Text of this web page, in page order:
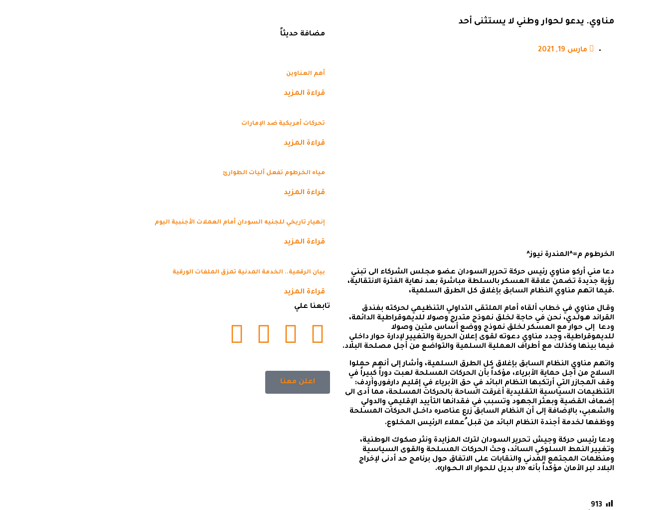
مناوي. يدعو لحوار وطني لا يستثنى أحد
مارس 19, 2021
الخرطوم م=^المندرة نيوز^
دعا مني أركو مناوي رئيس حركة تحرير السودان عضو مجلس الشركاء الى تبني
رؤية جديدة تضمن علاقة العسكر بالسلطة مباشرة بعد نهاية الفترة الانتقالية،
.فيما اتهم مناوي النظام السابق بإغلاق كل الطرق السلمية،
وقـال مناوي في خطاب ألقاه أمام الملتقى التداولي التنظيمي لحركته بفندق
القراند هـولـدي، نحن في حاجة لخلق نموذج متدرج وصولا للديموقراطية الدائمة،
ودعا إلى حوار مع العسكر لخلق نموذج ووضع أساس متين وصولا
للديموقراطية، وجدد مناوي دعوته لقوى إعلان الحرية والتغيير لإدارة حوار داخلي
فيما بينها وكذلك مع أطراف العملية السلمية والتواضع من أجل مصلحة البلاد.
واتهم مناوي النظام السابق بإغلاق كل الطرق السلمية، وأشار إلى أنهم حملوا
السلاح من أجل حماية الأبرياء، مؤكداً بأن الحركات المسلحة لعبت دوراً كبيراً في
وقف المجازر التي أرتكبها النظام البائد في حق الأبرياء في إقليم دارفور.وأردف:
التنظيمات السياسية التقليدية أغرقت الساحة بالحركات المسلحة، مما أدى الى
إضعاف القضية وبعثر الجهود وتسبب في فقدانها التأييد الإقليمي والدولي
والشعبي، بالإضافة إلى أن النظام السابق زرع عناصره داخــل الحركات المسلحة
ووظفها لخدمة أجندة النظام البائد من قبل ُعملاء الرئيس المخلوع.
ودعا رئيس حركة وجيش تحرير السودان لترك المزايدة ونثر صكوك الوطنية،
وتغيير النمط السلوكي السائد، وحث الحركات المسلحة والقوى السياسية
ومنظمات المجتمع المدني والنقابات على الاتفاق حول برنامج حد أدنى لإخراج
البلاد لبر الأمان مؤكداً بأنه «لا بديل للحوار الا الـحـوار».
913
مضافة حديثاً
أهم العناوين
قراءة المزيد
تحركات أمريكية ضد الإمارات
قراءة المزيد
مياه الخرطوم تفعل آليات الطوارئ
قراءة المزيد
إنهيار تاريخي للجنيه السودان أمام العملات الأجنبية اليوم
قراءة المزيد
بيان الرقمية.. الخدمة المدنية تمزق الملفات الورقية
قراءة المزيد
تابعنا علي
اعلن معنا